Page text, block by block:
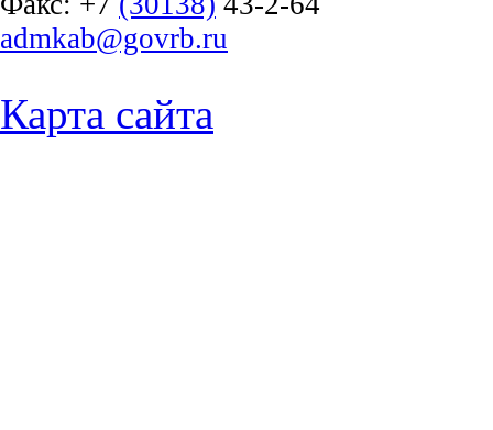
admkab@govrb.ru
Карта сайта